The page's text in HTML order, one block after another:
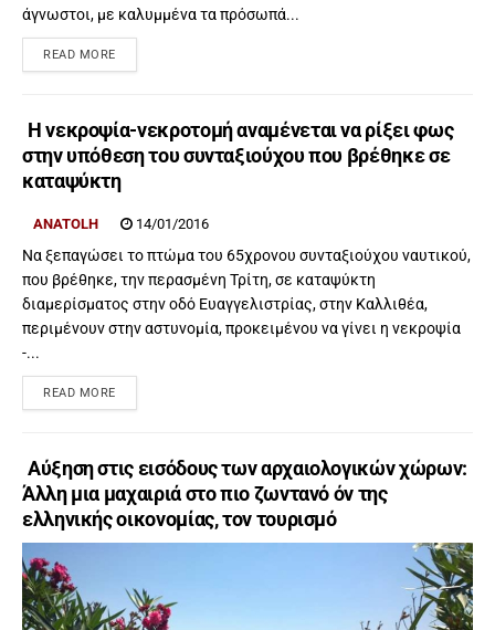
άγνωστοι, με καλυμμένα τα πρόσωπά...
READ MORE
Η νεκροψία-νεκροτομή αναμένεται να ρίξει φως
στην υπόθεση του συνταξιούχου που βρέθηκε σε
καταψύκτη
ANATOLH 14/01/2016
Να ξεπαγώσει το πτώμα του 65χρονου συνταξιούχου ναυτικού,
που βρέθηκε, την περασμένη Τρίτη, σε καταψύκτη
διαμερίσματος στην οδό Ευαγγελιστρίας, στην Καλλιθέα,
περιμένουν στην αστυνομία, προκειμένου να γίνει η νεκροψία
-...
READ MORE
Αύξηση στις εισόδους των αρχαιολογικών χώρων:
Άλλη μια μαχαιριά στο πιο ζωντανό όν της
ελληνικής οικονομίας, τον τουρισμό